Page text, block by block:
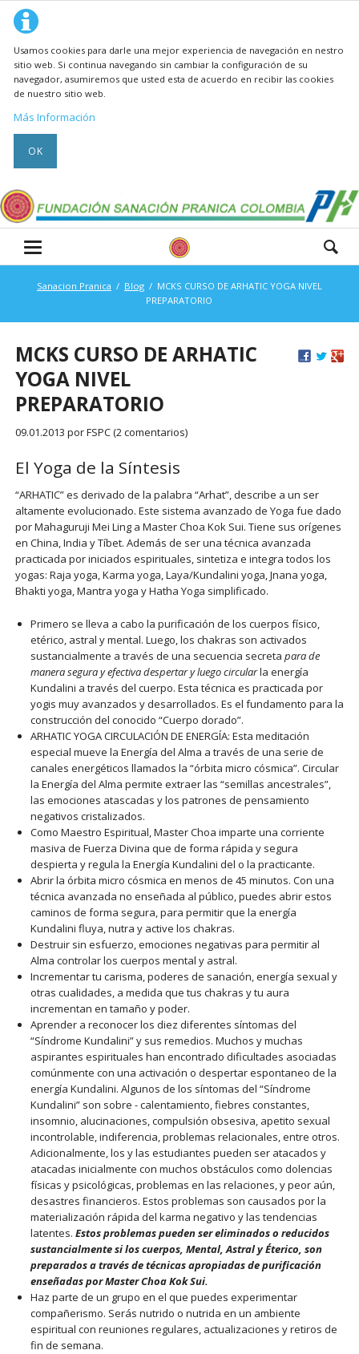
Usamos cookies para darle una mejor experiencia de navegación en nestro
sitio web. Si continua navegando sin cambiar la configuración de su
navegador, asumiremos que usted esta de acuerdo en recibir las cookies
de nuestro sitio web.
Más Información
OK
Sanacion Pranica Blog
MCKS CURSO DE ARHATIC YOGA NIVEL
PREPARATORIO
MCKS CURSO DE ARHATIC
YOGA NIVEL
PREPARATORIO
09.01.2013 por FSPC (2 comentarios)
El Yoga de la Síntesis
“ARHATIC” es derivado de la palabra “Arhat”, describe a un ser
altamente evolucionado. Este sistema avanzado de Yoga fue dado
por Mahaguruji Mei Ling a Master Choa Kok Sui. Tiene sus orígenes
en China, India y Tíbet. Además de ser una técnica avanzada
practicada por iniciados espirituales, sintetiza e integra todos los
yogas: Raja yoga, Karma yoga, Laya/Kundalini yoga, Jnana yoga,
Bhakti yoga, Mantra yoga y Hatha Yoga simplificado.
Primero se lleva a cabo la purificación de los cuerpos físico,
etérico, astral y mental. Luego, los chakras son activados
sustancialmente a través de una secuencia secreta para de
manera segura y efectiva despertar y luego circularla energía
Kundalini a través del cuerpo. Esta técnica es practicada por
yogis muy avanzados y desarrollados. Es el fundamento para la
construcción del conocido “Cuerpo dorado”.
ARHATIC YOGA CIRCULACIÓN DE ENERGÍA: Esta meditación
especial mueve la Energía del Alma a través de una serie de
canales energéticos llamados la “órbita micro cósmica”. Circular
la Energía del Alma permite extraer las “semillas ancestrales”,
las emociones atascadas y los patrones de pensamiento
negativos cristalizados.
Como Maestro Espiritual, Master Choa imparte una corriente
masiva de Fuerza Divina que de forma rápida y segura
despierta y regula la Energía Kundalini del o la practicante.
Abrir la órbita micro cósmica en menos de 45 minutos. Con una
técnica avanzada no enseñada al público, puedes abrir estos
caminos de forma segura, para permitir que la energía
Kundalini fluya, nutra y active los chakras.
Destruir sin esfuerzo, emociones negativas para permitir al
Alma controlar los cuerpos mental y astral.
Incrementar tu carisma, poderes de sanación, energía sexual y
otras cualidades, a medida que tus chakras y tu aura
incrementan en tamaño y poder.
Aprender a reconocer los diez diferentes síntomas del
“Síndrome Kundalini” y sus remedios. Muchos y muchas
aspirantes espirituales han encontrado dificultades asociadas
comúnmente con una activación o despertar espontaneo de la
energía Kundalini. Algunos de los síntomas del “Síndrome
Kundalini” son sobre - calentamiento, fiebres constantes,
insomnio, alucinaciones, compulsión obsesiva, apetito sexual
incontrolable, indiferencia, problemas relacionales, entre otros.
Adicionalmente, los y las estudiantes pueden ser atacados y
atacadas inicialmente con muchos obstáculos como dolencias
físicas y psicológicas, problemas en las relaciones, y peor aún,
desastres financieros. Estos problemas son causados por la
materialización rápida del karma negativo y las tendencias
latentes. Estos problemas pueden ser eliminados o reducidos
sustancialmente si los cuerpos, Mental, Astral y Éterico, son
preparados a través de técnicas apropiadas de purificación
enseñadas por Master Choa Kok Sui.
Haz parte de un grupo en el que puedes experimentar
compañerismo. Serás nutrido o nutrida en un ambiente
espiritual con reuniones regulares, actualizaciones y retiros de
fin de semana.